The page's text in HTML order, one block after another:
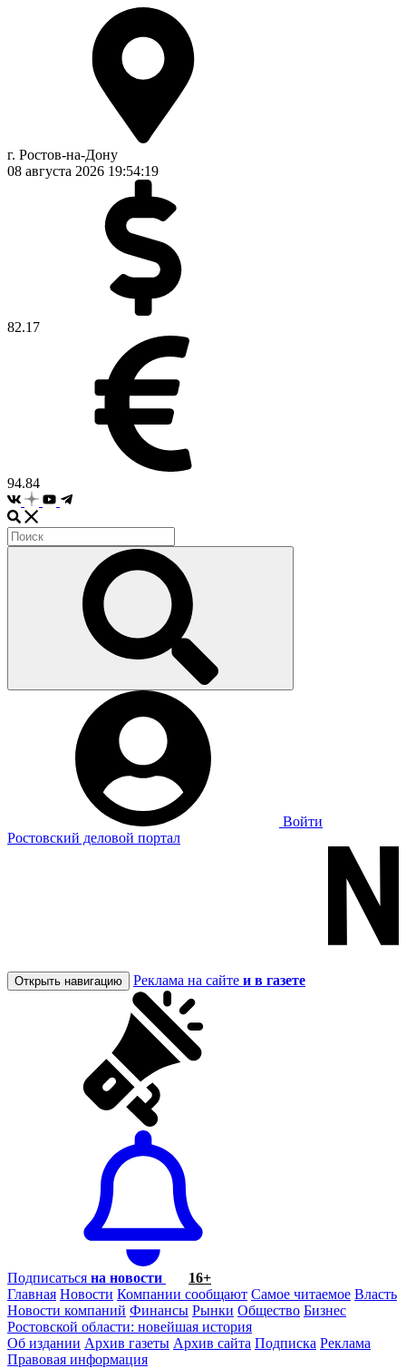
г. Ростов-на-Дону
08 августа 2026 19:54:20
82.17
94.84
Войти
Ростовский деловой портал
Открыть навигацию Реклама на сайте и в газете
Подписаться на новости
16+
Главная Новости Компании сообщают Самое читаемое Власть
Новости компаний Финансы Рынки Общество Бизнес
Ростовской области: новейшая история
Об издании Архив газеты Архив сайта Подписка Реклама
Правовая информация